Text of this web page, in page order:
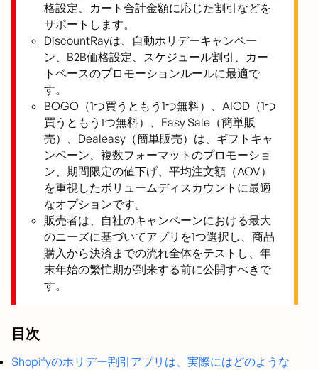
格設定、カート合計金額に応じた割引などを
サポートします。
DiscountRayは、自動ホリデーキャンペー
ン、B2B価格設定、スケジュール割引、カー
トベースのプロモーションルールに最適で
す。
BOGO（1つ買うともう1つ無料）、AIOD（1つ
買うともう1つ無料）、Easy Sale（簡単販
売）、Dealeasy（簡単販売）は、ギフトキャ
ンペーン、複数フォーマットのプロモーショ
ン、期間限定の値下げ、平均注文額（AOV）
を重視したボリュームディスカウントに最適
なオプションです。
販売者は、自社のキャンペーンにおける最大
のニーズに基づいてアプリを1つ選択し、商品
購入から決済までの流れ全体をテストし、年
末年始の繁忙期が到来する前に公開すべきで
す。
目次
Shopifyのホリデー割引アプリは、実際にはどのような